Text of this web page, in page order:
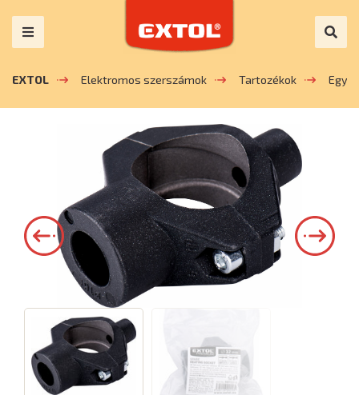
EXTOL Elektromos szerszámok Tartozékok